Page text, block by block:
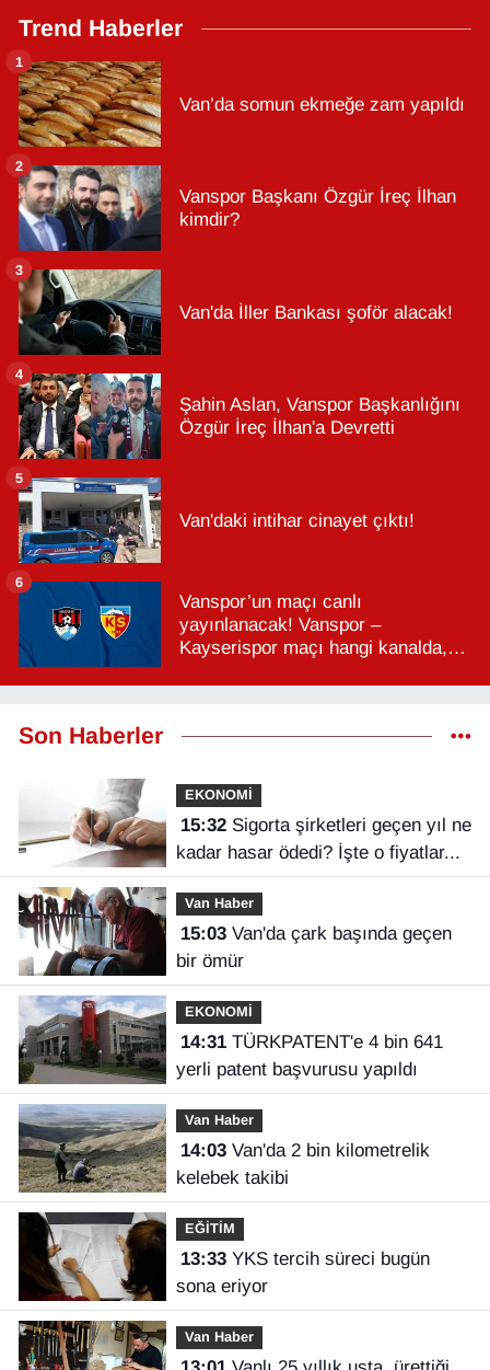
Trend Haberler
Van’da somun ekmeğe zam yapıldı
1
Vanspor Başkanı Özgür İreç İlhan
kimdir?
2
Van'da İller Bankası şoför alacak!
3
Şahin Aslan, Vanspor Başkanlığını
Özgür İreç İlhan'a Devretti
4
Van'daki intihar cinayet çıktı!
5
Vanspor’un maçı canlı
yayınlanacak! Vanspor –
Kayserispor maçı hangi kanalda,
6
Son Haberler
EKONOMİ
15:32Sigorta şirketleri geçen yıl ne
kadar hasar ödedi? İşte o fiyatlar...
Van Haber
15:03Van'da çark başında geçen
bir ömür
EKONOMİ
14:31TÜRKPATENT'e 4 bin 641
yerli patent başvurusu yapıldı
Van Haber
14:03Van'da 2 bin kilometrelik
kelebek takibi
EĞİTİM
13:33YKS tercih süreci bugün
sona eriyor
Van Haber